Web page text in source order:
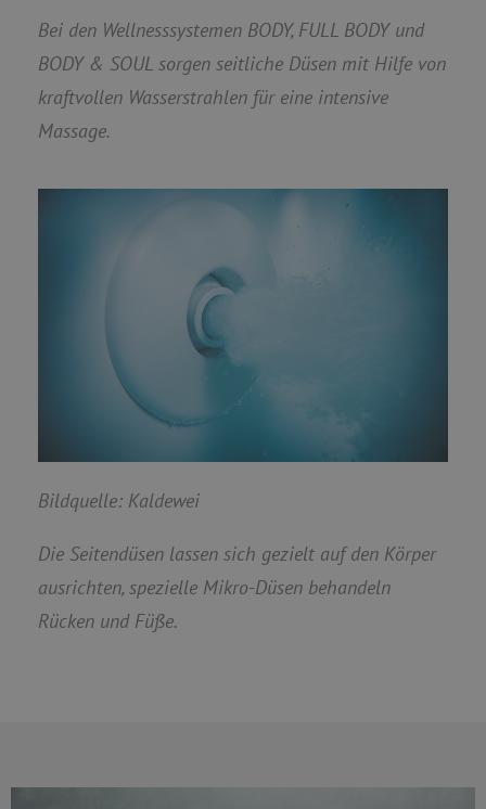
Bei den Wellnesssystemen BODY, FULL BODY und
BODY & SOUL sorgen seitliche Düsen mit Hilfe von
kraftvollen Wasserstrahlen für eine intensive
Massage.
Bildquelle: Kaldewei
Die Seitendüsen lassen sich gezielt auf den Körper
ausrichten, spezielle Mikro-Düsen behandeln
Rücken und Füße.